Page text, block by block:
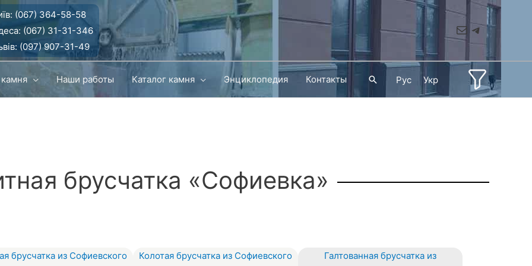
(067) 364-58-58
(067) 31-31-346
(097) 907-31-49
MailTelegram
Наши работы Каталог камня Энциклопедия Контакты ПоискРус Укр
брусчатка «Софиевка»
брусчатка из Софиевского
Колотая брусчатка из Софиевского
Галтованная брусчатка из